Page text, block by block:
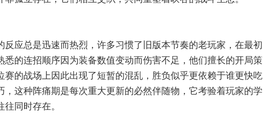
反应总是迅速而热烈，许多习惯了旧版本节奏的老玩家，在最初
悉的连招顺序因为装备数值变动而伤害不足，他们擅长的开局策
赛的战场上因此出现了短暂的混乱，胜负似乎更依赖于谁更快吃
这种阵痛期是每次重大更新的必然伴随物，它考验着玩家的学
同时存在。